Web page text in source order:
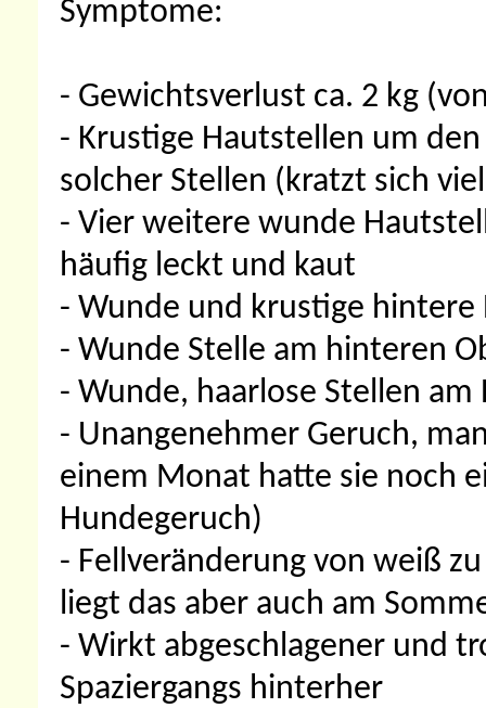
Symptome:
- Gewichtsverlust ca. 2 kg
- Krustige Hautstellen um
solcher Stellen (kratzt sich
- Vier weitere wunde
häufig leckt und kaut
- Wunde und krustige hintere
- Wunde Stelle am hinteren
- Wunde, haarlose Stellen
- Unangenehmer Geruch,
einem Monat hatte sie noch
Hundegeruch)
- Fellveränderung von weiß
liegt das aber auch am
- Wirkt abgeschlagener und
Spaziergangs hinterher